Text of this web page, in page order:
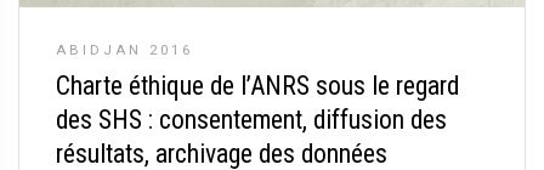
ABIDJAN 2016
Charte éthique de l’ANRS sous le regard
des SHS : consentement, diffusion des
résultats, archivage des données